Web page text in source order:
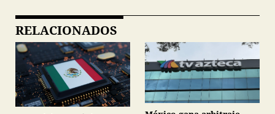
RELACIONADOS